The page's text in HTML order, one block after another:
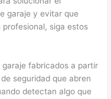
garaje y evitar que
siga estos
fabricados a partir
seguridad que abren
detectan algo que